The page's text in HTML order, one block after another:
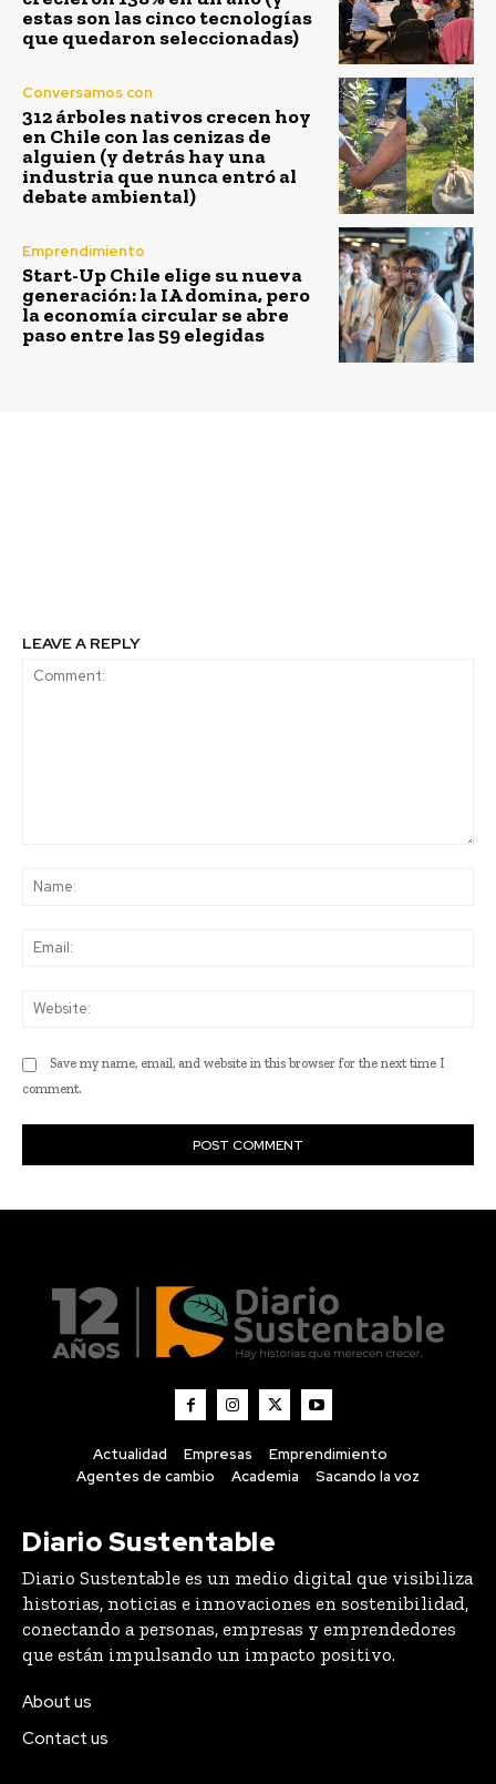
Actualidad Empresas
Emprendimiento
Agentes de cambio
Academia Sacando la voz
Diario Sustentable
Diario Sustentable es un medio digital que visibiliza
historias, noticias e innovaciones en sostenibilidad,
conectando a personas, empresas y emprendedores
que están impulsando un impacto positivo.
About us
Contact us